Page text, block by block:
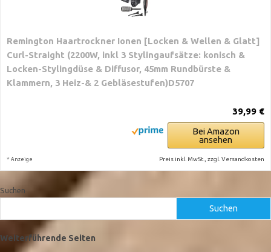
Remington Haartrockner Ionen [Locken & Wellen & Glatt]
Curl-Straight (2200W, inkl 3 Stylingaufsätze: konisch &
Locken-Stylingdüse & Diffusor, 45mm Rundbürste &
Klammern, 3 Heiz-& 2 Gebläsestufen)D5707
39,99 €
Bei Amazon
ansehen
* Anzeige Preis inkl. MwSt., zzgl. Versandkosten
Suchen
Suchen
Weiterführende Seiten